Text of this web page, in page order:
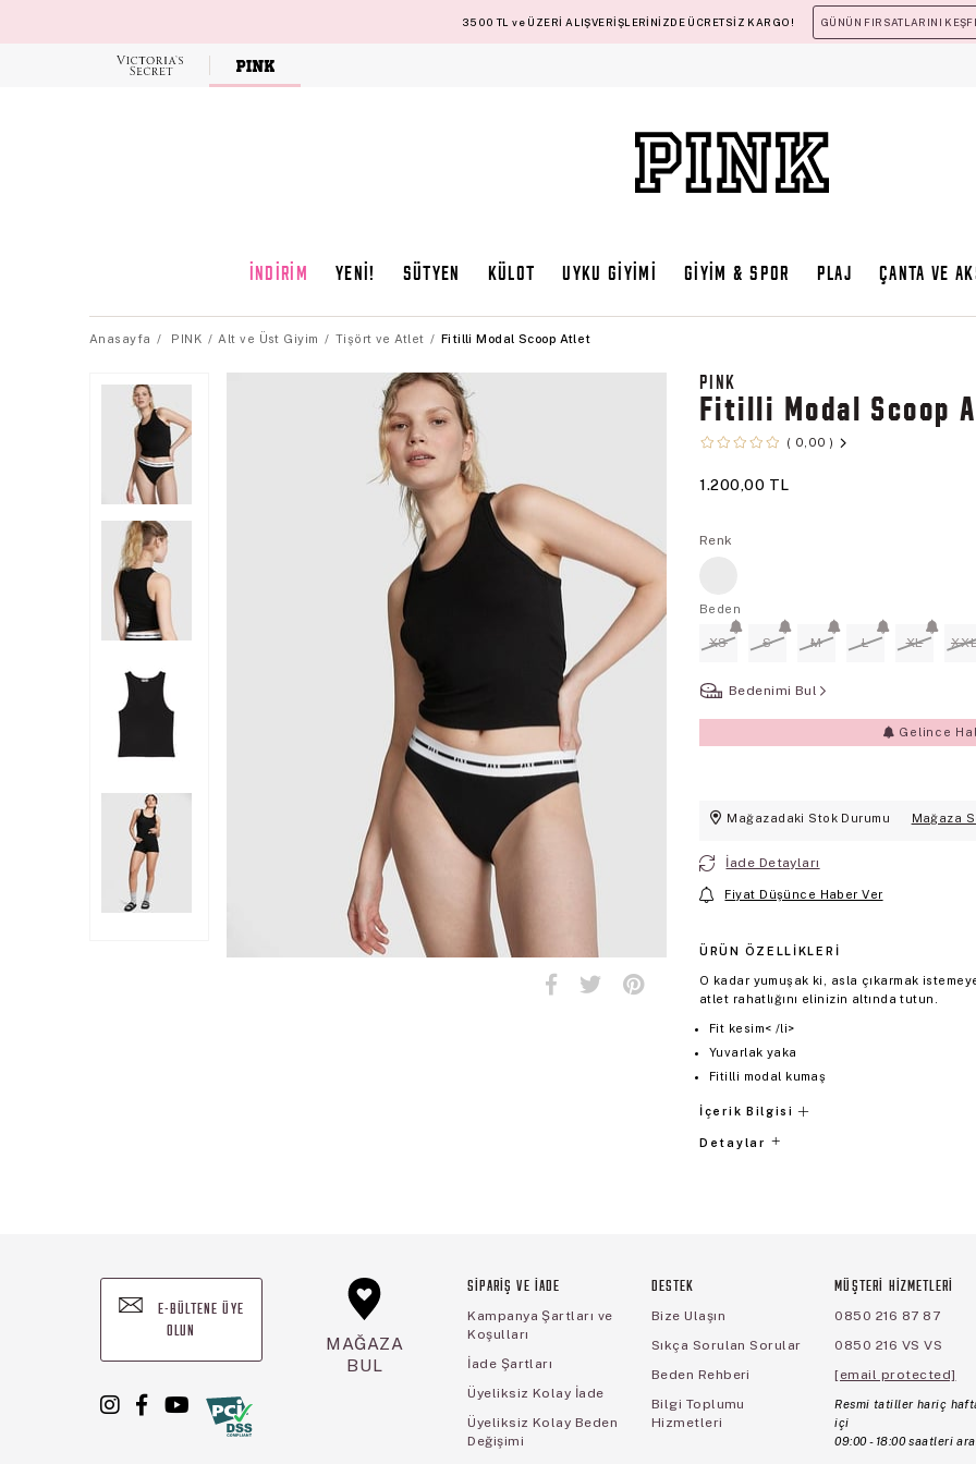
3500 TL ve ÜZERİ ALIŞVERİŞLERİNİZDE ÜCRETSİZ KARGO! GÜNÜN FIRSATLARINI
Victoria's
İNDİRİM YENİ! SÜTYEN KÜLOT UYKU GİYİMİ GİYİM & SPOR PLAJ ÇANTA VE
Anasayfa PINK Alt ve Üst Giyim Tişört ve Atlet Fitilli Modal Scoop Atlet
PINK
Fitilli Modal Scoop
0,00
1.200,00 TL
Renk
Beden
XS S M L XL
Bedenimi Bul
Gelince
Mağazadaki Stok Durumu Mağaza
İade Detayları
Fiyat Düşünce Haber Ver
ÜRÜN ÖZELLIKLERI
O kadar yumuşak ki, asla çıkarmak
atlet rahatlığını elinizin altında tutun.
Fit kesim< /li>
Yuvarlak yaka
Fitilli modal kumaş
İçerik Bilgisi
Detaylar
E-BÜLTENE ÜYE
OLUN
MAĞAZA
BUL
SİPARİŞ VE İADE
Kampanya Şartları ve
Koşulları
İade Şartları
Üyeliksiz Kolay İade
Üyeliksiz Kolay Beden
Değişimi
DESTEK
Bize Ulaşın
Sıkça Sorulan Sorular
Beden Rehberi
Bilgi Toplumu
Hizmetleri
MÜŞTERİ HİZMETLERİ
0850 216 87 87
0850 216 VS VS
[email protected]
Resmi tatiller hariç
içi
09:00 - 18:00 saatleri